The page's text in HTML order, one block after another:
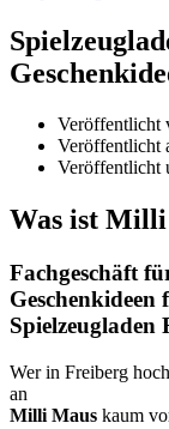
Veröffentlicht
Veröffentlicht
Veröffentlicht
Was ist
Fachgeschäft
Spielzeugladen
Wer in Freiberg
an
Milli Maus kaum